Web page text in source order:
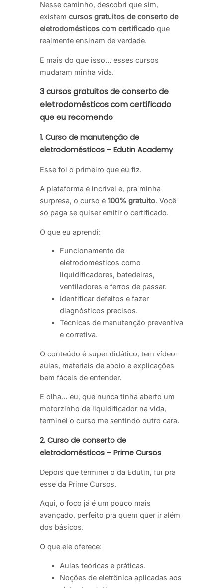
Nesse caminho, descobri que sim,
existem cursos gratuitos de conserto de
eletrodomésticos com certificado que
realmente ensinam de verdade.
E mais do que isso… esses cursos
mudaram minha vida.
3 cursos gratuitos de conserto de
eletrodomésticos com certificado
que eu recomendo
1. Curso de manutenção de
eletrodomésticos – Edutin Academy
Esse foi o primeiro que eu fiz.
A plataforma é incrível e, pra minha
surpresa, o curso é 100% gratuito. Você
só paga se quiser emitir o certificado.
O que eu aprendi:
Funcionamento de
eletrodomésticos como
liquidificadores, batedeiras,
ventiladores e ferros de passar.
Identificar defeitos e fazer
diagnósticos precisos.
Técnicas de manutenção preventiva
e corretiva.
O conteúdo é super didático, tem vídeo-
aulas, materiais de apoio e explicações
bem fáceis de entender.
E olha… eu, que nunca tinha aberto um
motorzinho de liquidificador na vida,
terminei o curso me sentindo outro cara.
2. Curso de conserto de
eletrodomésticos – Prime Cursos
Depois que terminei o da Edutin, fui pra
esse da Prime Cursos.
Aqui, o foco já é um pouco mais
avançado, perfeito pra quem quer ir além
dos básicos.
O que ele oferece:
Aulas teóricas e práticas.
Noções de eletrônica aplicadas aos